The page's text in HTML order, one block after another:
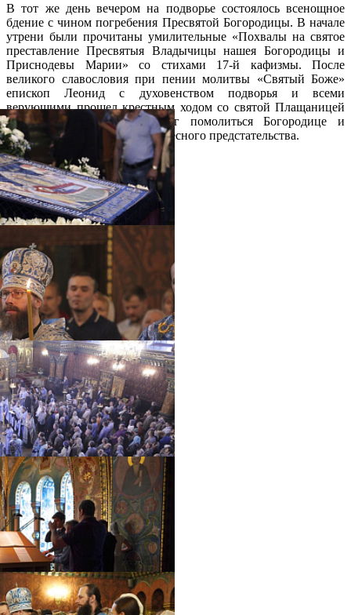
В тот же день вечером на подворье состоялось всенощное
бдение с чином погребения Пресвятой Богородицы. В начале
утрени были прочитаны умилительные «Похвалы на святое
преставление Пресвятыя Владычицы нашея Богородицы и
Приснодевы Марии» со стихами 17-й кафизмы. После
великого славословия при пении молитвы «Святый Боже»
епископ Леонид с духовенством подворья и всеми
верующими прошел крестным ходом со святой Плащаницей
вокруг храма. Каждый смог помолиться Богородице и
попросить Ее помощи, Ее Небесного предстательства.
Распечатать
Фото